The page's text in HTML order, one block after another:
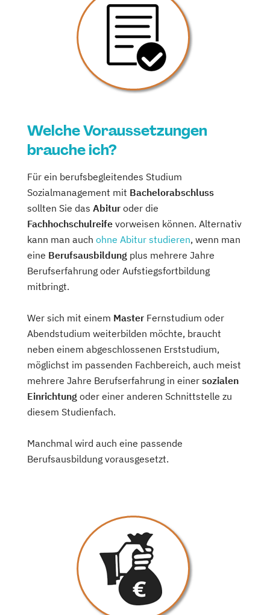
Welche Voraussetzungen
brauche ich?
Für ein berufsbegleitendes Studium
Sozialmanagement mit Bachelorabschluss
sollten Sie das Abitur oder die
Fachhochschulreife vorweisen können. Alternativ
kann man auch ohne Abitur studieren, wenn man
eine Berufsausbildung plus mehrere Jahre
Berufserfahrung oder Aufstiegsfortbildung
mitbringt.
Wer sich mit einem Master Fernstudium oder
Abendstudium weiterbilden möchte, braucht
neben einem abgeschlossenen Erststudium,
möglichst im passenden Fachbereich, auch meist
mehrere Jahre Berufserfahrung in einer sozialen
Einrichtung oder einer anderen Schnittstelle zu
diesem Studienfach.
Manchmal wird auch eine passende
Berufsausbildung vorausgesetzt.